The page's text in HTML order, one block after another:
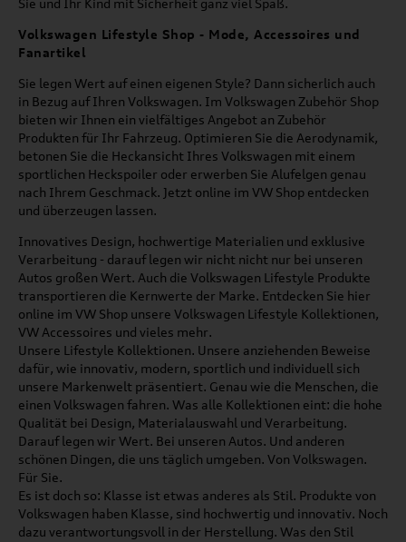
Volkswagen Lifestyle Shop - Mode, Accessoires und
Fanartikel
Sie legen Wert auf einen eigenen Style? Dann sicherlich auch
in Bezug auf Ihren Volkswagen. Im Volkswagen Zubehör Shop
bieten wir Ihnen ein vielfältiges Angebot an Zubehör
Produkten für Ihr Fahrzeug. Optimieren Sie die Aerodynamik,
betonen Sie die Heckansicht Ihres Volkswagen mit einem
sportlichen Heckspoiler oder erwerben Sie Alufelgen genau
nach Ihrem Geschmack. Jetzt online im VW Shop entdecken
und überzeugen lassen.
Innovatives Design, hochwertige Materialien und exklusive
Verarbeitung - darauf legen wir nicht nicht nur bei unseren
Autos großen Wert. Auch die Volkswagen Lifestyle Produkte
transportieren die Kernwerte der Marke. Entdecken Sie hier
online im VW Shop unsere Volkswagen Lifestyle Kollektionen,
VW Accessoires und vieles mehr.
Unsere Lifestyle Kollektionen. Unsere anziehenden Beweise
dafür, wie innovativ, modern, sportlich und individuell sich
unsere Markenwelt präsentiert. Genau wie die Menschen, die
einen Volkswagen fahren. Was alle Kollektionen eint: die hohe
Qualität bei Design, Materialauswahl und Verarbeitung.
Darauf legen wir Wert. Bei unseren Autos. Und anderen
schönen Dingen, die uns täglich umgeben. Von Volkswagen.
Für Sie.
Es ist doch so: Klasse ist etwas anderes als Stil. Produkte von
Volkswagen haben Klasse, sind hochwertig und innovativ. Noch
dazu verantwortungsvoll in der Herstellung. Was den Stil